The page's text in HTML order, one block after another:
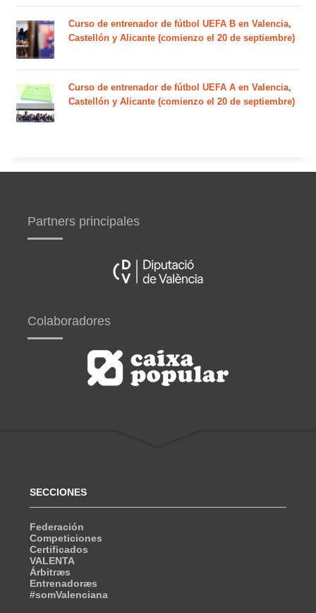
Curso de entrenador de fútbol UEFA B en Valencia,
Castellón y Alicante (comienzo el 20 de septiembre)
Curso de entrenador de fútbol UEFA A en Valencia,
Castellón y Alicante (comienzo el 20 de septiembre)
Partners principales
Colaboradores
SECCIONES
Federación
Competiciones
Certificados
VALENTA
Árbitræs
Entrenadoræs
#somValenciana